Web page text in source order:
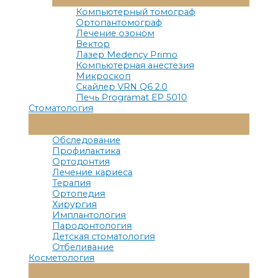
Меню
Компьютерный томограф
Ортопантомограф
Лечение озоном
Вектор
Лазер Medency Primo
Компьютерная анестезия
Микроскоп
Скайлер VRN Q6 2.0
Печь Programat EP 5010
Стоматология
Меню
Обследование
Профилактика
Ортодонтия
Лечение кариеса
Терапия
Ортопедия
Хирургия
Имплантология
Пародонтология
Детская стоматология
Отбеливание
Косметология